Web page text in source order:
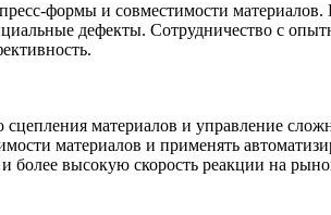
формы и совместимости материалов.
дефекты. Сотрудничество с
.
материалов и управление
материалов и применять
более высокую скорость реакции на